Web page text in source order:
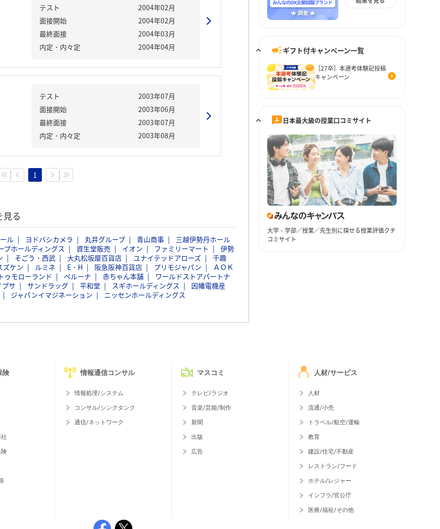
テスト
2004年02月
面接開始
2004年02月
最終面接
2004年03月
内定・内々定
2004年04月
テスト
2003年07月
面接開始
2003年06月
最終面接
2003年07月
内定・内々定
2003年08月
1
る
ル ヨドバシカメラ 丸井グループ 青山商事
三越伊勢丹ホール
プホールディングス 資生堂販売 イオン ファミリーマート
伊勢
そごう・西武 大丸松坂屋百貨店 ユナイテッドアローズ
千趣
ズケン ルミネ E・H 阪急阪神百貨店 プリモジャパン
ＡＯＫ
トゥモローランド ベルーナ 赤ちゃん本舗
ワールドストアパートナ
プサ サンドラッグ 平和堂 スギホールディングス
因幡電機産
ジャパンイマジネーション ニッセンホールディングス
ギフト付キャンペーン一覧
［27卒］本選考体験記投稿
キャンペーン
日本最大級の授業口コミサイト
大学・学部／授業／先生別に探せる授業評価クチ
コミサイト
険 情報通信コンサル
情報処理/システム
コンサル/シンクタンク
通信/ネットワーク
マスコミ
テレビ/ラジオ
音楽/芸能/制作
新聞
出版
広告
人材/サービス
人材
流通/小売
トラベル/航空/運輸
教育
建設/住宅/不動産
レストラン/フード
ホテル/レジャー
インフラ/官公庁
医療/福祉/その他